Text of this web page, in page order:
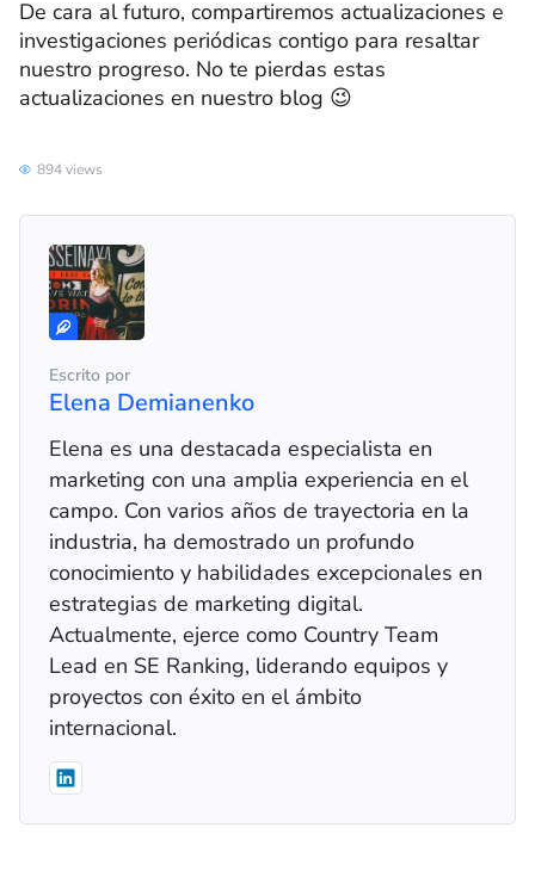
De cara al futuro, compartiremos actualizaciones e
investigaciones periódicas contigo para resaltar
nuestro progreso. No te pierdas estas
actualizaciones en nuestro blog 😉
894 views
Escrito por
Elena Demianenko
Elena es una destacada especialista en
marketing con una amplia experiencia en el
campo. Con varios años de trayectoria en la
industria, ha demostrado un profundo
conocimiento y habilidades excepcionales en
estrategias de marketing digital.
Actualmente, ejerce como Country Team
Lead en SE Ranking, liderando equipos y
proyectos con éxito en el ámbito
internacional.